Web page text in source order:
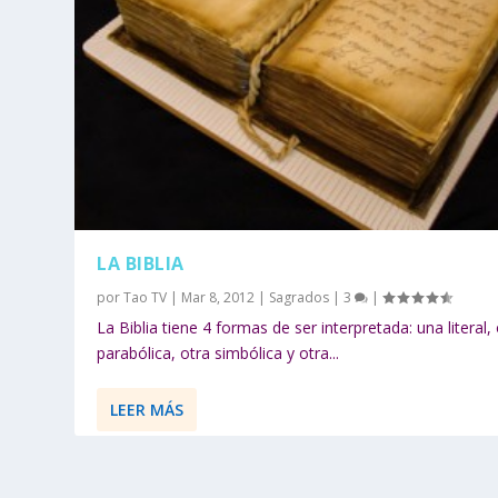
LA BIBLIA
porTao TV | Mar 8, 2012 | Sagrados |3 |
La Biblia tiene 4 formas de ser interpretada: una literal,
parabólica, otra simbólica y otra...
LEER MÁS